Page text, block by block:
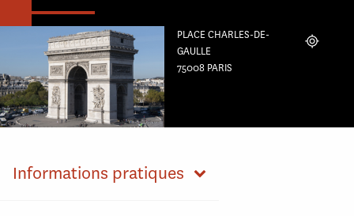
PLACE CHARLES-DE-
GAULLE
75008 PARIS
Localiser
Informations pratiques